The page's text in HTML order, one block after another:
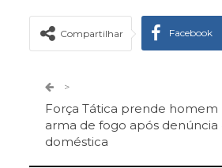
Compartilhar Facebook
>
Força Tática prende
arma de fogo após denúncia
doméstica